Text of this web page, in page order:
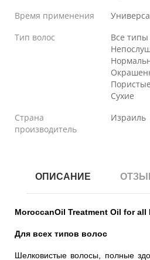
Время применения
Тип волос
Все типы
Пористые
Сухие
Страна
производитель
Израиль
ОПИСАНИЕ
MoroccanOil Treatment Oil for all
Для всех типов волос
Шелковистые волосы, полные